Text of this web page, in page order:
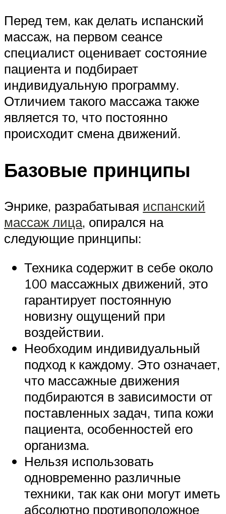
Перед тем, как делать испанский
массаж, на первом сеансе
специалист оценивает состояние
пациента и подбирает
индивидуальную программу.
Отличием такого массажа также
является то, что постоянно
происходит смена движений.
Базовые принципы
Энрике, разрабатывая испанский
массаж лица, опирался на
следующие принципы:
Техника содержит в себе около
100 массажных движений, это
гарантирует постоянную
новизну ощущений при
воздействии.
Необходим индивидуальный
подход к каждому. Это означает,
что массажные движения
подбираются в зависимости от
поставленных задач, типа кожи
пациента, особенностей его
организма.
Нельзя использовать
одновременно различные
техники, так как они могут иметь
абсолютно противоположное